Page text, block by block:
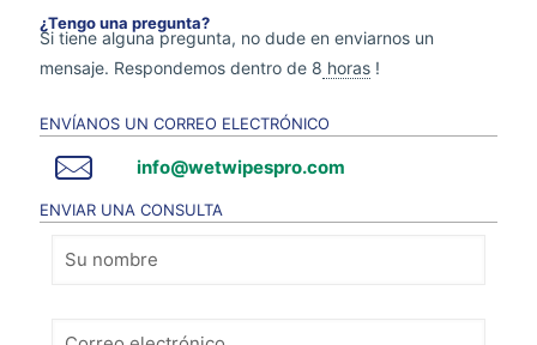
¿Tengo una pregunta?
Si tiene alguna pregunta, no dude en enviarnos un
mensaje. Respondemos dentro de 8 horas !
ENVÍANOS UN CORREO ELECTRÓNICO
info@wetwipespro.com
ENVIAR UNA CONSULTA